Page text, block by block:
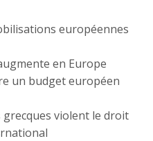
européennes
en Europe
un budget européen
grecques violent le droit